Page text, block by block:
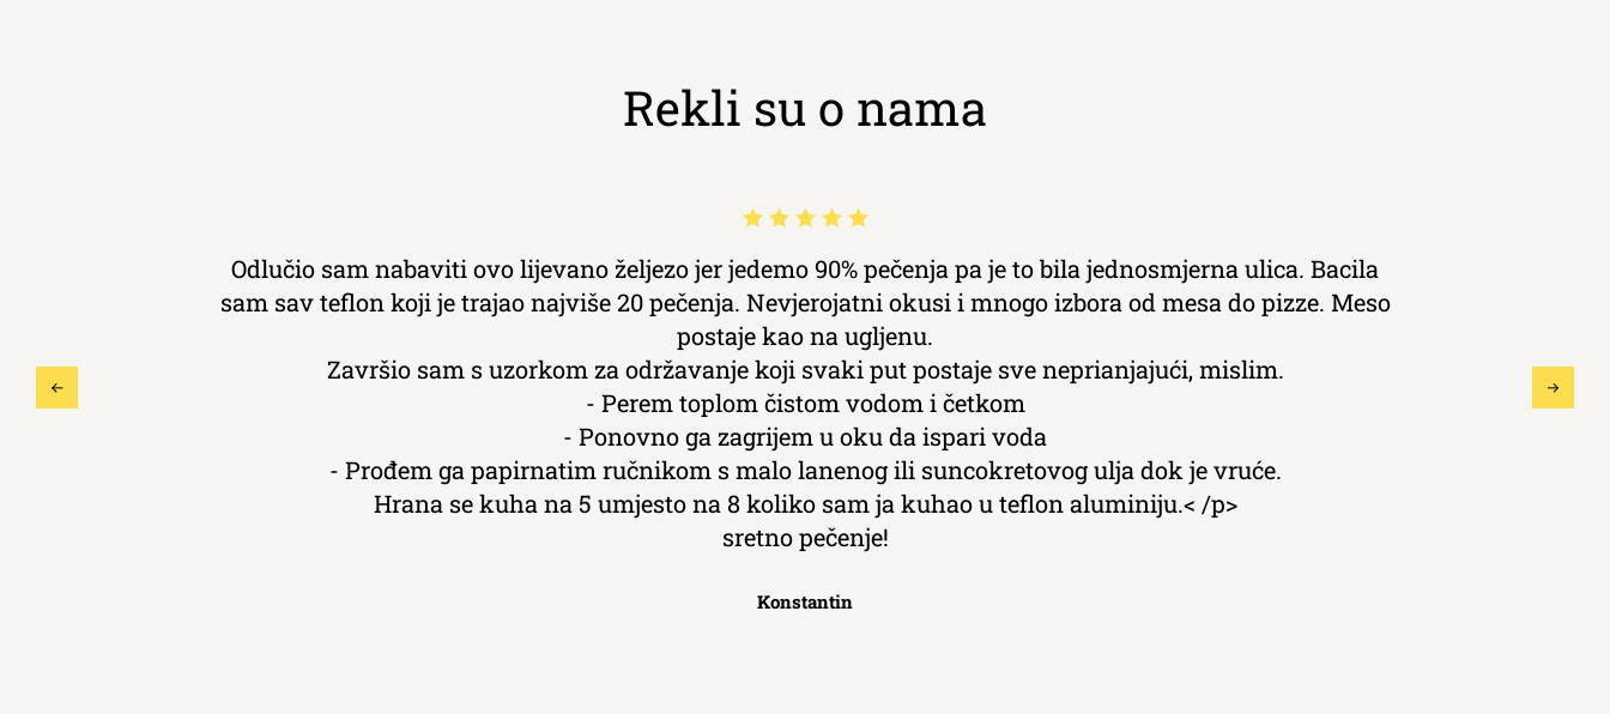
Rekli su o nama
Odlučio sam nabaviti ovo lijevano željezo jer jedemo 90% pečenja pa je to bila jednosmjerna ulica. Bacila
sam sav teflon koji je trajao najviše 20 pečenja. Nevjerojatni okusi i mnogo izbora od mesa do pizze. Meso
postaje kao na ugljenu.
Završio sam s uzorkom za održavanje koji svaki put postaje sve neprianjajući, mislim.
- Perem toplom čistom vodom i četkom
- Ponovno ga zagrijem u oku da ispari voda
- Prođem ga papirnatim ručnikom s malo lanenog ili suncokretovog ulja dok je vruće.
Hrana se kuha na 5 umjesto na 8 koliko sam ja kuhao u teflon aluminiju.< /p>
sretno pečenje!
Konstantin